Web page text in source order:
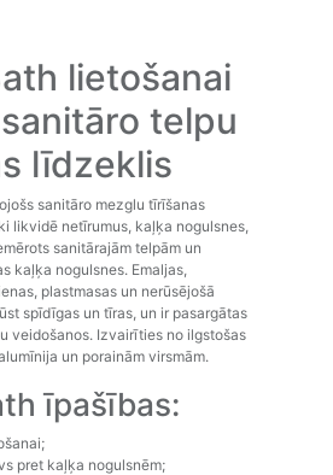
lietošanai
telpu
līdzeklis
sanitāro mezglu tīrīšanas
likvidē netīrumus, kaļķa nogulsnes,
sanitārajām telpām un
kaļķa nogulsnes. Emaljas,
plastmasas un nerūsējošā
spīdīgas un tīras, un ir pasargātas
veidošanos. Izvairīties no ilgstošas
un porainām virsmām.
īpašības:
pret kaļķa nogulsnēm;